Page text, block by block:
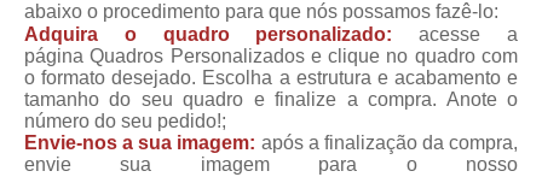
abaixo o procedimento para que nós possamos fazê-lo:
Adquira o quadro personalizado:acesse a
páginaQuadros Personalizadose clique no quadro com
o formato desejado. Escolha a estrutura e acabamento e
tamanho do seu quadro e finalize a compra. Anote o
número do seu pedido!;
Envie-nos a sua imagem: após a finalização da compra,
envie sua imagem para o nosso